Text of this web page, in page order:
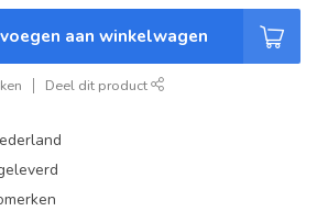
aan winkelwagen
Deel dit product